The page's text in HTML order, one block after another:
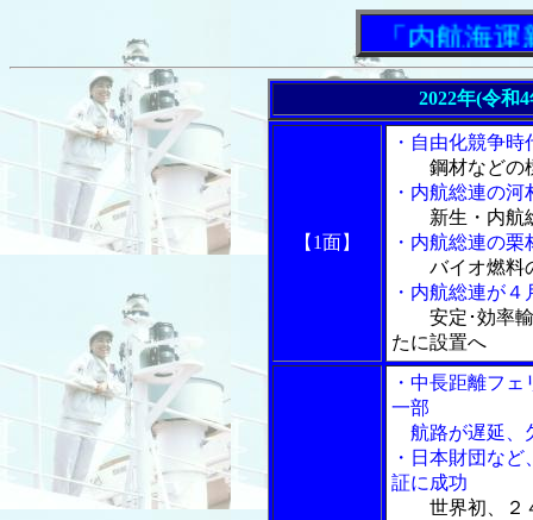
「内航海運新
2022年(令和
【1面】
・自由化競争
鋼材などの
・内航総連の
新生・内航
・内航総連の
バイオ燃料
・内航総連が
安定･効率
たに設置へ
・中長距離フ
一部
航路が遅延、
・日本財団な
証に成功
世界初、２